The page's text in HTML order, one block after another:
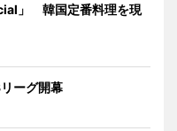
」 韓国定番料理を現
ーグ開幕